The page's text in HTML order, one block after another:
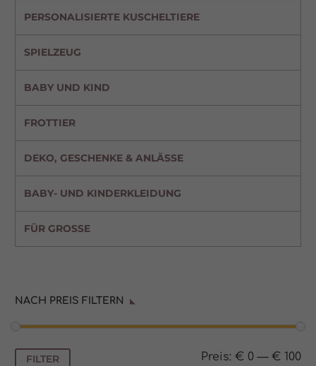
PERSONALISIERTE KUSCHELTIERE
SPIELZEUG
BABY UND KIND
FROTTIER
DEKO, GESCHENKE & ANLÄSSE
BABY- UND KINDERKLEIDUNG
FÜR GROSSE
NACH PREIS FILTERN
Min.
Max.
FILTER Preis: € 0 — € 100